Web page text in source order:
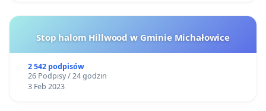
Stop halom Hillwood w Gminie Michałowice
2 542 podpisów
26 Podpisy / 24 godzin
3 Feb 2023